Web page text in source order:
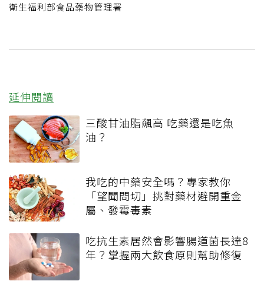
衛生福利部食品藥物管理署
延伸閱讀
三酸甘油脂飆高 吃藥還是吃魚
油？
我吃的中藥安全嗎？專家教你
「望聞問切」挑對藥材避開重金
屬、發霉毒素
吃抗生素居然會影響腸道菌長達8
年？掌握兩大飲食原則幫助修復